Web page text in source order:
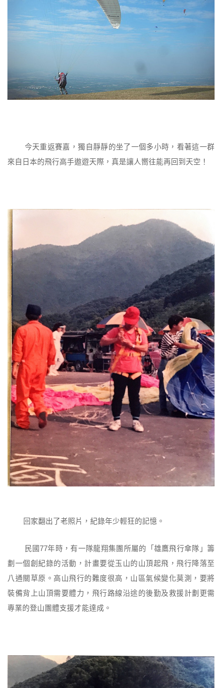
今天重返賽嘉，獨自靜靜的坐了一個多小時，看著這一群
來自日本的飛行高手遨遊天際，真是讓人嚮往能再回到天空！
回家翻出了老照片，紀錄年少輕狂的記憶。
民國77年時，有一隊龍翔集團所屬的「雄鷹飛行傘隊」籌
劃一個創紀錄的活動，計畫要從玉山的山頂起飛，飛行降落至
八通關草原。高山飛行的難度很高，山區氣候變化莫測，要將
裝備背上山頂需要體力，飛行路線沿途的後勤及救援計劃更需
專業的登山團體支援才能達成。